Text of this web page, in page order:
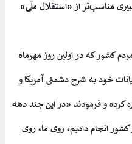
مناسب‌تر از «استقلال ملّی»
کشور که در اولین روز مهرماه
بیانات خود به شرح دشمنی آمریکا و
کرده و فرمودند «در این چند دهه
کشور انجام دادیم، روی ما، روی